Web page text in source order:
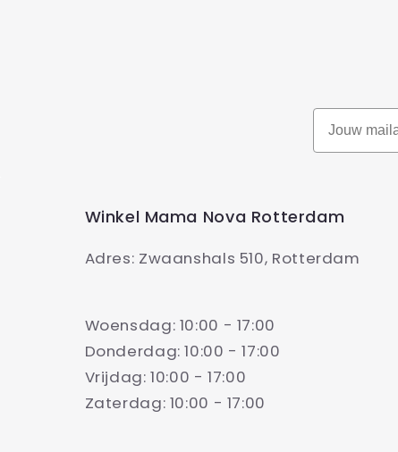
Winkel Mama Nova Rotterdam
Adres: Zwaanshals 510, Rotterdam
Woensdag: 10:00 - 17:00
Donderdag: 10:00 - 17:00
Vrijdag: 10:00 - 17:00
Zaterdag: 10:00 - 17:00